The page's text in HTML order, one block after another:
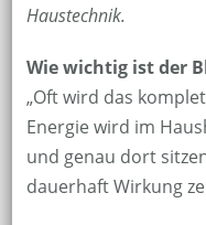
Haustechnik.
Wie wichtig ist der
„Oft wird das
Energie wird im
und genau dort
dauerhaft Wirkung